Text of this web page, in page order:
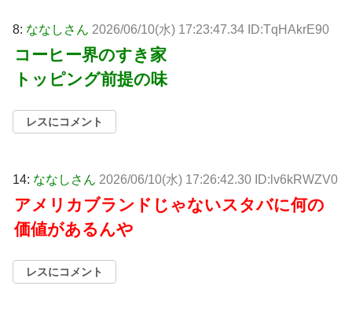
8: ななしさん 2026/06/10(水) 17:23:47.34 ID:TqHAkrE90
コーヒー界のすき家
トッピング前提の味
レスにコメント
14: ななしさん 2026/06/10(水) 17:26:42.30 ID:lv6kRWZV0
アメリカブランドじゃないスタバに何の
価値があるんや
レスにコメント